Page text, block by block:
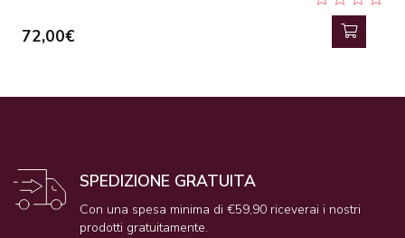
72,00€
SPEDIZIONE GRATUITA
Con una spesa minima di €59,90 riceverai i nostri
prodotti gratuitamente.